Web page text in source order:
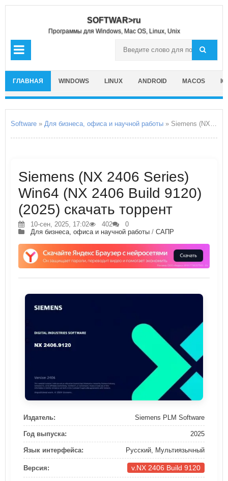
SOFTWAR>ru
Программы для Windows, Mac OS, Linux, Unix
ГЛАВНАЯ WINDOWS LINUX ANDROID MACOS
Software » Для бизнеса, офиса и научной работы » Siemens (NX 2406 Series) Win64
Siemens (NX 2406 Series)
Win64 (NX 2406 Build 9120)
(2025) скачать торрент
10-сен, 2025, 17:02 402
0
Для бизнеса, офиса и научной работы / САПР
Издатель: Siemens PLM Software
Год выпуска: 2025
Язык интерфейса: Русский, Мультиязычный
Версия: v.NX 2406 Build 9120